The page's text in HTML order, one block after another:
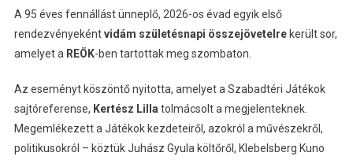
A 95 éves fennállást ünneplő, 2026-os évad egyik első
rendezvényekéntvidám születésnapi összejövetelrekerült sor,
amelyet a REÖK-ben tartottak meg szombaton.
Az eseményt köszöntő nyitotta, amelyet a Szabadtéri Játékok
sajtóreferense, Kertész Lilla tolmácsolt a megjelenteknek.
Megemlékezett a Játékok kezdeteiről, azokról a művészekről,
politikusokról – köztük Juhász Gyula költőről, Klebelsberg Kuno